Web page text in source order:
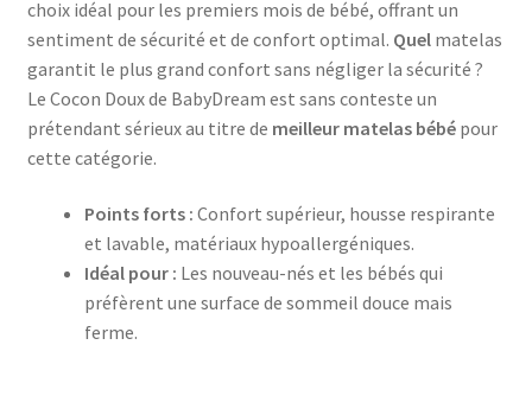
choix idéal pour les premiers mois de bébé, offrant un
sentiment de sécurité et de confort optimal. Quelmatelas
garantit le plus grand confort sans négliger la sécurité ?
Le Cocon Doux de BabyDream est sans conteste un
prétendant sérieux au titre de meilleur matelas bébépour
cette catégorie.
Points forts : Confort supérieur, housse respirante
et lavable, matériaux hypoallergéniques.
Idéal pour : Les nouveau-nés et les bébés qui
préfèrent une surface de sommeil douce mais
ferme.